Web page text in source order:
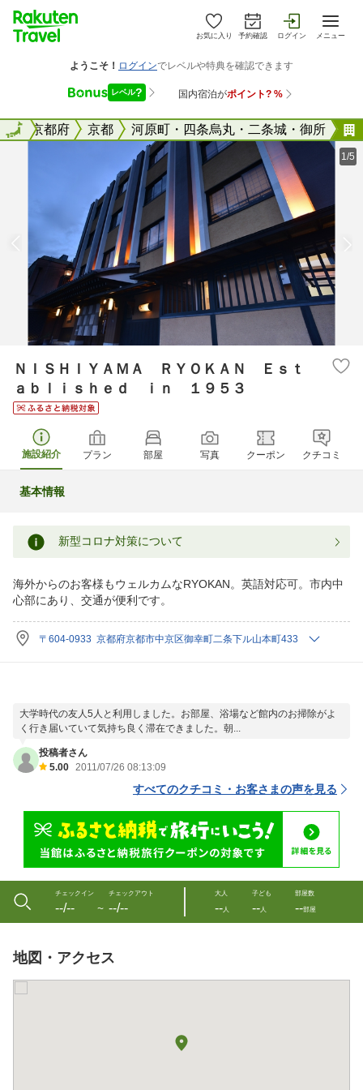
お気に入り 予約確認 ログイン メニュー
全国京都府 京都 河原町・四条烏丸・二条城・御所
全国
1/5
ＮＩＳＨＩＹＡＭＡ ＲＹＯＫＡＮ Ｅｓｔ
ａｂｌｉｓｈｅｄ ｉｎ １９５３
施設紹介 プラン 部屋 写真 クーポン クチコミ
基本情報
新型コロナ対策について
海外からのお客様もウェルカムなRYOKAN。英語対応可。市内中
心部にあり、交通が便利です。
〒604-0933 京都府京都市中京区御幸町二条下ル山本町433
大学時代の友人5人と利用しました。お部屋、浴場など館内のお掃除がよ
く行き届いていて気持ち良く滞在できました。朝...
投稿者さん
5.00 2011/07/26 08:13:09
すべてのクチコミ・お客さまの声を見る
チェックイン
--/-- 〜
チェックアウト
--/--
大人
--人
子ども
--人
部屋数
--部屋
地図・アクセス